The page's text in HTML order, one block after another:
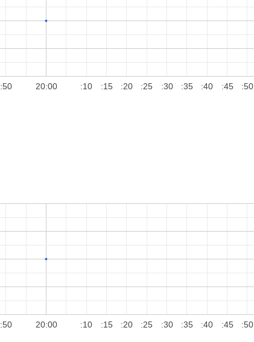
20:00
:50 :10 :15 :20 :25 :30 :35 :40 :45 :50
20:00
:50 :10 :15 :20 :25 :30 :35 :40 :45 :50